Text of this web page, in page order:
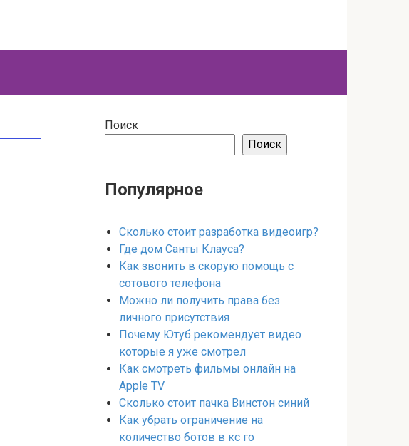
Поиск
Поиск
Популярное
Сколько стоит разработка видеоигр?
Где дом Санты Клауса?
Как звонить в скорую помощь с
сотового телефона
Можно ли получить права без
личного присутствия
Почему Ютуб рекомендует видео
которые я уже смотрел
Как смотреть фильмы онлайн на
Apple TV
Сколько стоит пачка Винстон синий
Как убрать ограничение на
количество ботов в кс го